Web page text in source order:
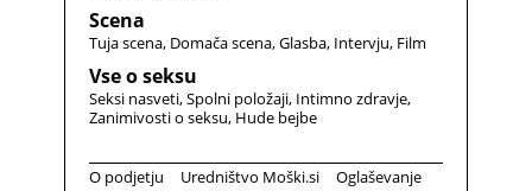
Scena
Tuja scena Domača scena Glasba Intervju Film
Vse o seksu
Seksi nasveti Spolni položaji Intimno zdravje
Zanimivosti o seksu Hude bejbe
O podjetju Uredništvo Moški.si Oglaševanje